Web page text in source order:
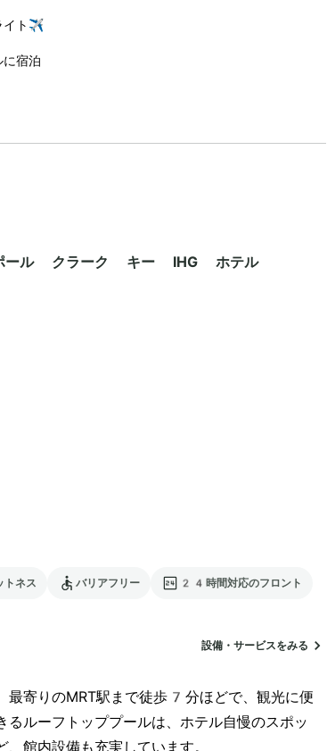
イト✈️
に宿泊
ール クラーク キー IHG ホテル
トネス バリアフリー 24時間対応のフロント
設備・サービスをみる
最寄りのMRT駅まで徒歩7分ほどで、観光に便
ルーフトッププールは、ホテル自慢のスポッ
館内設備も充実しています。